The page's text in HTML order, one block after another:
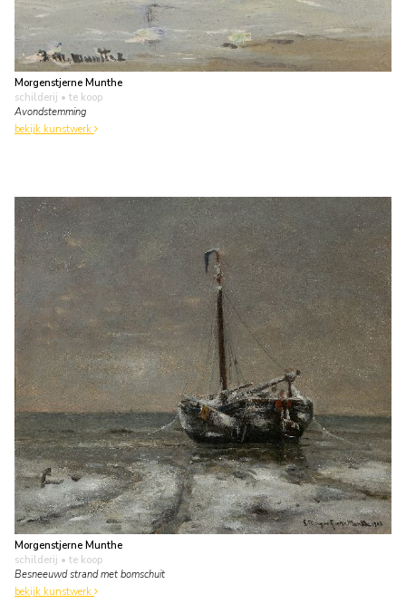
Morgenstjerne Munthe
schilderij • te koop
Avondstemming
bekijk kunstwerk
Morgenstjerne Munthe
schilderij • te koop
Besneeuwd strand met bomschuit
bekijk kunstwerk